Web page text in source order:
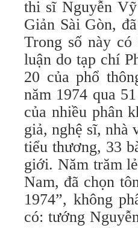
thi sĩ Nguyễn
Giản Sài Gòn,
Trong số này
luận do tạp chí
20 của phổ
năm 1974 qua
của nhiều phân
giả, nghệ sĩ, nhà
tiểu thương, 33
giới. Năm trăm
Nam, đã chọn
1974”, không
có: tướng